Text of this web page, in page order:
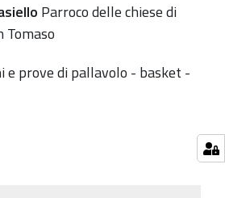
Parroco delle chiese di
Tomaso
e prove di pallavolo - basket -